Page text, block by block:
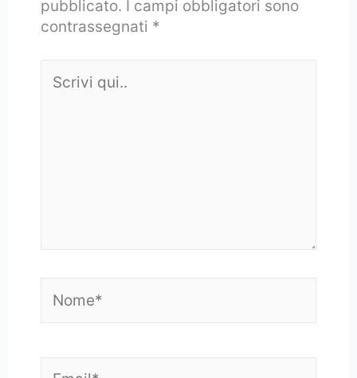
pubblicato. I campi obbligatori sono
contrassegnati *
qui..